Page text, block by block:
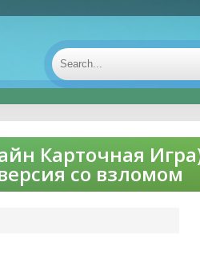
Карточная
со взломом